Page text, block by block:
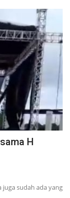
H
sudah ada yang